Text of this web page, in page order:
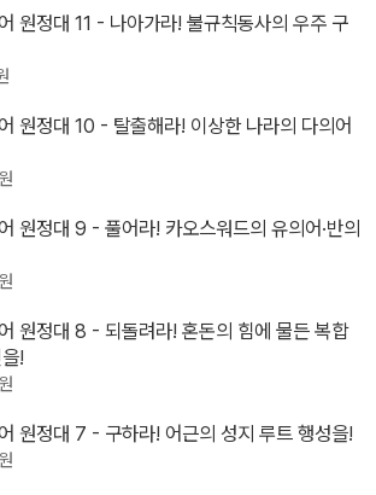
원정대 11 - 나아가라! 불규칙동사의 우주 구
원정대 10 - 탈출해라! 이상한 나라의 다의어
원
원정대 9 - 풀어라! 카오스워드의 유의어·반의
원
원정대 8 - 되돌려라! 혼돈의 힘에 물든 복합
!
원
원정대 7 - 구하라! 어근의 성지 루트 행성을!
원